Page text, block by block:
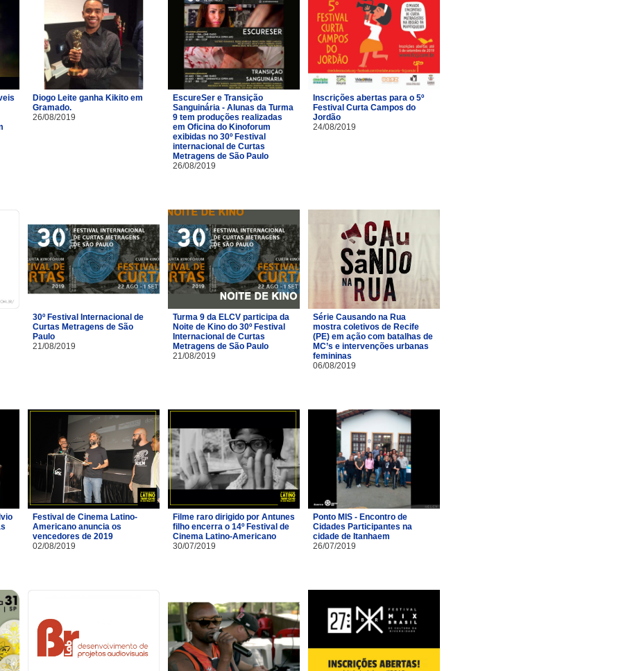
Diogo Leite ganha Kikito em
Gramado.
26/08/2019
EscureSer e Transição
Sanguinária - Alunas da Turma
9 tem produções realizadas
em Oficina do Kinoforum
exibidas no 30º Festival
internacional de Curtas
Metragens de São Paulo
26/08/2019
Inscrições abertas para o 5º
Festival Curta Campos do
Jordão
24/08/2019
30º Festival Internacional de
Curtas Metragens de São
Paulo
21/08/2019
Turma 9 da ELCV participa da
Noite de Kino do 30º Festival
Internacional de Curtas
Metragens de São Paulo
21/08/2019
Série Causando na Rua
mostra coletivos de Recife
(PE) em ação com batalhas de
MC’s e intervenções urbanas
femininas
06/08/2019
Festival de Cinema Latino-
Americano anuncia os
vencedores de 2019
02/08/2019
Filme raro dirigido por Antunes
filho encerra o 14º Festival de
Cinema Latino-Americano
30/07/2019
Ponto MIS - Encontro de
Cidades Participantes na
cidade de Itanhaem
26/07/2019